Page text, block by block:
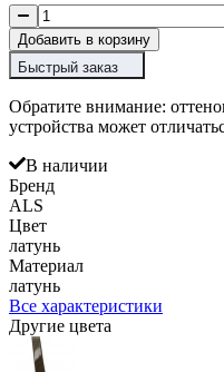
Добавить в корзину
Быстрый заказ
Обратите внимание:
устройства может
В наличии
Бренд
ALS
Цвет
латунь
Материал
латунь
Все характеристики
Другие цвета